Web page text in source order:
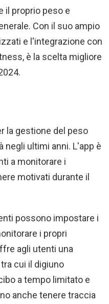
il proprio peso e
Con il suo ampio
e l'integrazione con
è la scelta migliore
la gestione del peso
negli ultimi anni. L'app è
a monitorare i
motivati ​​durante il
possono impostare i
i propri
agli utenti una
cui il digiuno
a tempo limitato e
anche tenere traccia